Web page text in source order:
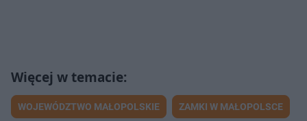
WOJEWÓDZTWO MAŁOPOLSKIE ZAMKI W MAŁOPOLSCE